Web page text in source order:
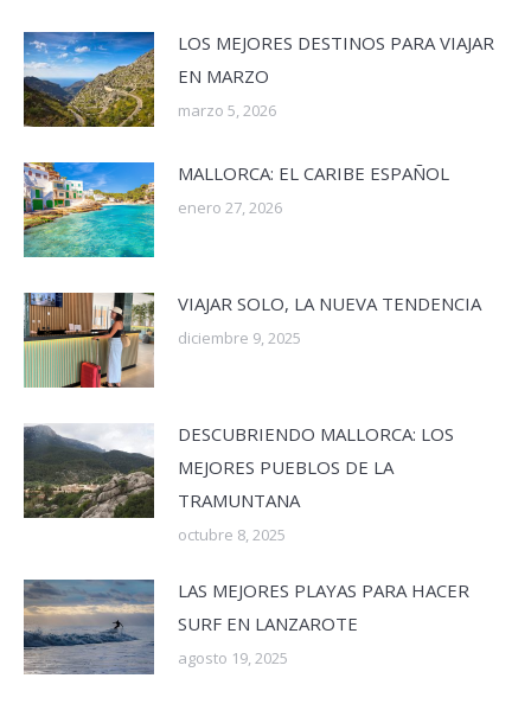
LOS MEJORES DESTINOS PARA VIAJAR
EN MARZO
marzo 5, 2026
MALLORCA: EL CARIBE ESPAÑOL
enero 27, 2026
VIAJAR SOLO, LA NUEVA TENDENCIA
diciembre 9, 2025
DESCUBRIENDO MALLORCA: LOS
MEJORES PUEBLOS DE LA
TRAMUNTANA
octubre 8, 2025
LAS MEJORES PLAYAS PARA HACER
SURF EN LANZAROTE
agosto 19, 2025